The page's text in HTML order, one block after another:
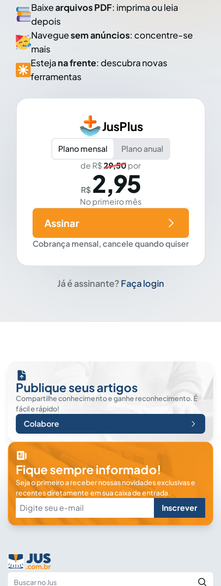
Baixearquivos PDF: imprima ou leia
depois
Naveguesem anúncios: concentre-se
mais
Esteja na frente: descubra novas
ferramentas
JusPlus
Plano mensal
Plano anual
de R$29,50por
R$ 2,95
No primeiro mês
Cobrança mensal, cancele quando quiser
Assinar
Já é assinante? Faça login
Publique seus artigos
Compartilhe conhecimento e ganhe reconhecimento. É
fácil e rápido!
Colabore
Fique sempre informado!
Seja o primeiro a receber nossas novidades exclusivas e
recentes diretamente em sua caixa de entrada.
Inscrever